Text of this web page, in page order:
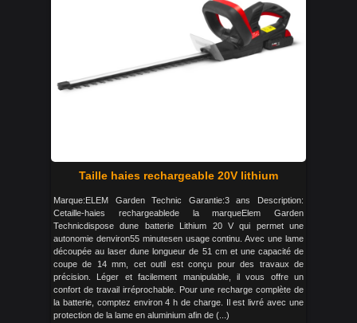
Taille haies rechargeable 20V lithium
Marque:ELEM Garden Technic Garantie:3 ans Description:
Cetaille-haies rechargeablede la marqueElem Garden
Technicdispose dune batterie Lithium 20 V qui permet une
autonomie denviron55 minutesen usage continu. Avec une lame
découpée au laser dune longueur de 51 cm et une capacité de
coupe de 14 mm, cet outil est conçu pour des travaux de
précision. Léger et facilement manipulable, il vous offre un
confort de travail irréprochable. Pour une recharge complète de
la batterie, comptez environ 4 h de charge. Il est livré avec une
protection de la lame en aluminium afin de (...)